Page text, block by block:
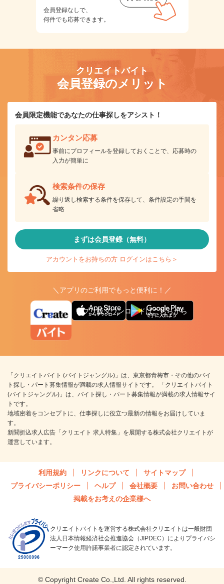
会員登録なしで、
何件でも応募できます。
クリエイトバイト
会員登録のメリット
会員限定機能であなたの仕事探しをアシスト！
カンタン応募
事前にプロフィールを登録しておくことで、応募時の
入力が簡単に
検索条件の保存
繰り返し検索する条件を保存して、条件設定の手間を
省略
まずは会員登録（無料）
アカウントをお持ちの方 ログインはこちら＞
＼アプリのご利用でもっと便利に！／
アプリ版ダウンロードはこちらから
「クリエイトバイト (バイトジャングル)」は、東京都青梅市・その他のバイ
ト探し・パート募集情報が満載の求人情報サイトです。 「クリエイトバイト
(バイトジャングル)」は、バイト探し・パート募集情報が満載の求人情報サイ
トです。
地域密着をコンセプトに、仕事探しに役立つ最新の情報をお届けしていま
す。
新聞折込求人広告「クリエイト 求人特集」を展開する株式会社クリエイトが
運営しています。
利用規約 リンクについて
サイトマップ
プライバシーポリシー
ヘルプ 会社概要
お問い合わせ
掲載をお考えの企業様へ
クリエイトバイトを運営する株式会社クリエイトは一般財団
法人日本情報経済社会推進協会（JIPDEC）によりプライバシ
ーマーク使用許諾事業者に認定されています。
© Copyright Create Co.,Ltd. All rights reserved.